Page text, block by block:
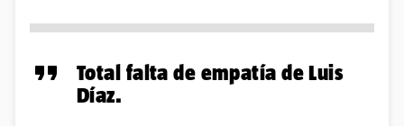
Total falta de empatía de Luis
Díaz.